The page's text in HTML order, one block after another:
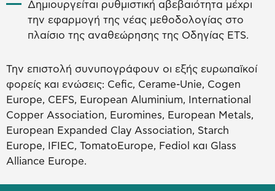
Δημιουργείται ρυθμιστική αβεβαιότητα μέχρι
την εφαρμογή της νέας μεθοδολογίας στο
πλαίσιο της αναθεώρησης της Οδηγίας ETS.
Την επιστολή συνυπογράφουν οι εξής ευρωπαϊκοί
φορείς και ενώσεις: Cefic, Cerame-Unie, Cogen
Europe, CEFS, European Aluminium, International
Copper Association, Euromines, European Metals,
European Expanded Clay Association, Starch
Europe, IFIEC, TomatoEurope, Fediol και Glass
Alliance Europe.